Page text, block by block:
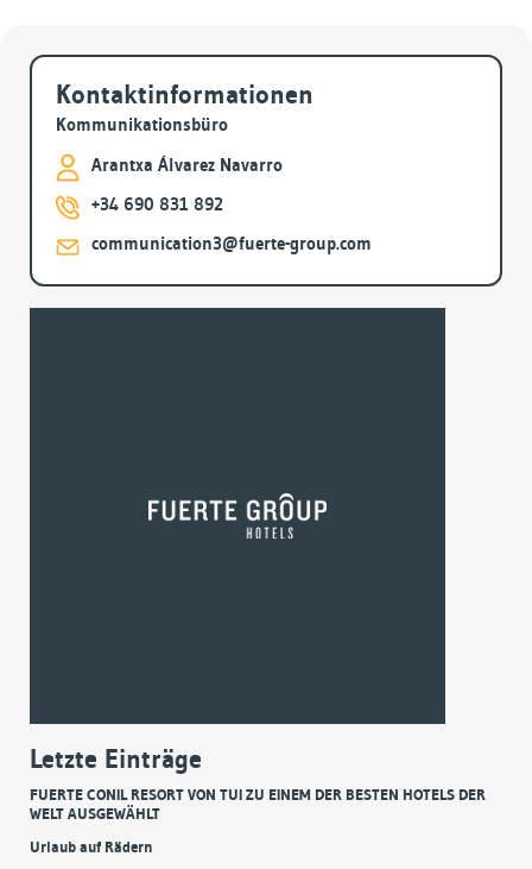
Kontaktinformationen
Kommunikationsbüro
Arantxa Álvarez Navarro
+34 690 831 892
communication3@fuerte-group.com
Letzte Einträge
FUERTE CONIL RESORT VON TUI ZU EINEM DER BESTEN HOTELS DER
WELT AUSGEWÄHLT
Urlaub auf Rädern
Archiv